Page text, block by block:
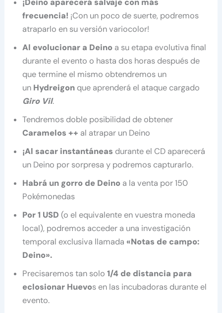
¡Deino aparecerá salvaje con más
frecuencia! ¡Con un poco de suerte, podremos
atraparlo en su versión variocolor!
Al evolucionar a Deino a su etapa evolutiva final
durante el evento o hasta dos horas después de
que termine el mismo obtendremos un
un Hydreigon que aprenderá el ataque cargado
Giro Vil.
Tendremos doble posibilidad de obtener
Caramelos ++ al atrapar un Deino
¡Al sacar instantáneas durante el CD aparecerá
un Deino por sorpresa y podremos capturarlo.
Habrá un gorro de Deino a la venta por 150
Pokémonedas
Por 1 USD(o el equivalente en vuestra moneda
local), podremos acceder a una investigación
temporal exclusiva llamada «Notas de campo:
Deino».
Precisaremos tan solo1/4 de distancia para
eclosionar Huevos en las incubadoras durante el
evento.